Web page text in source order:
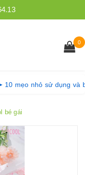
0
➤ 10 mẹo nhỏ sử
bé gái